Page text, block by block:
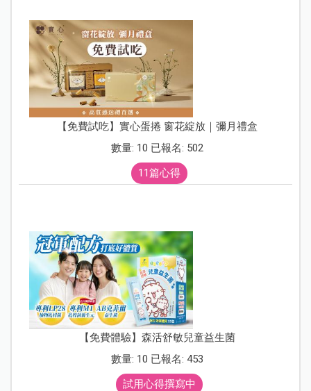
【免費試吃】實心蛋捲 窗花綻放｜彌月禮盒
數量: 10 已報名: 502
11篇心得
【免費體驗】森活舒敏兒童益生菌
數量: 10 已報名: 453
試用心得撰寫中